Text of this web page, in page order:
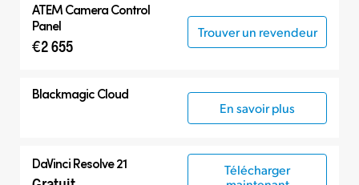
ATEM Camera Control
Panel
€2 655
Trouver un revendeur
Blackmagic Cloud
En savoir plus
DaVinci Resolve 21
Télécharger